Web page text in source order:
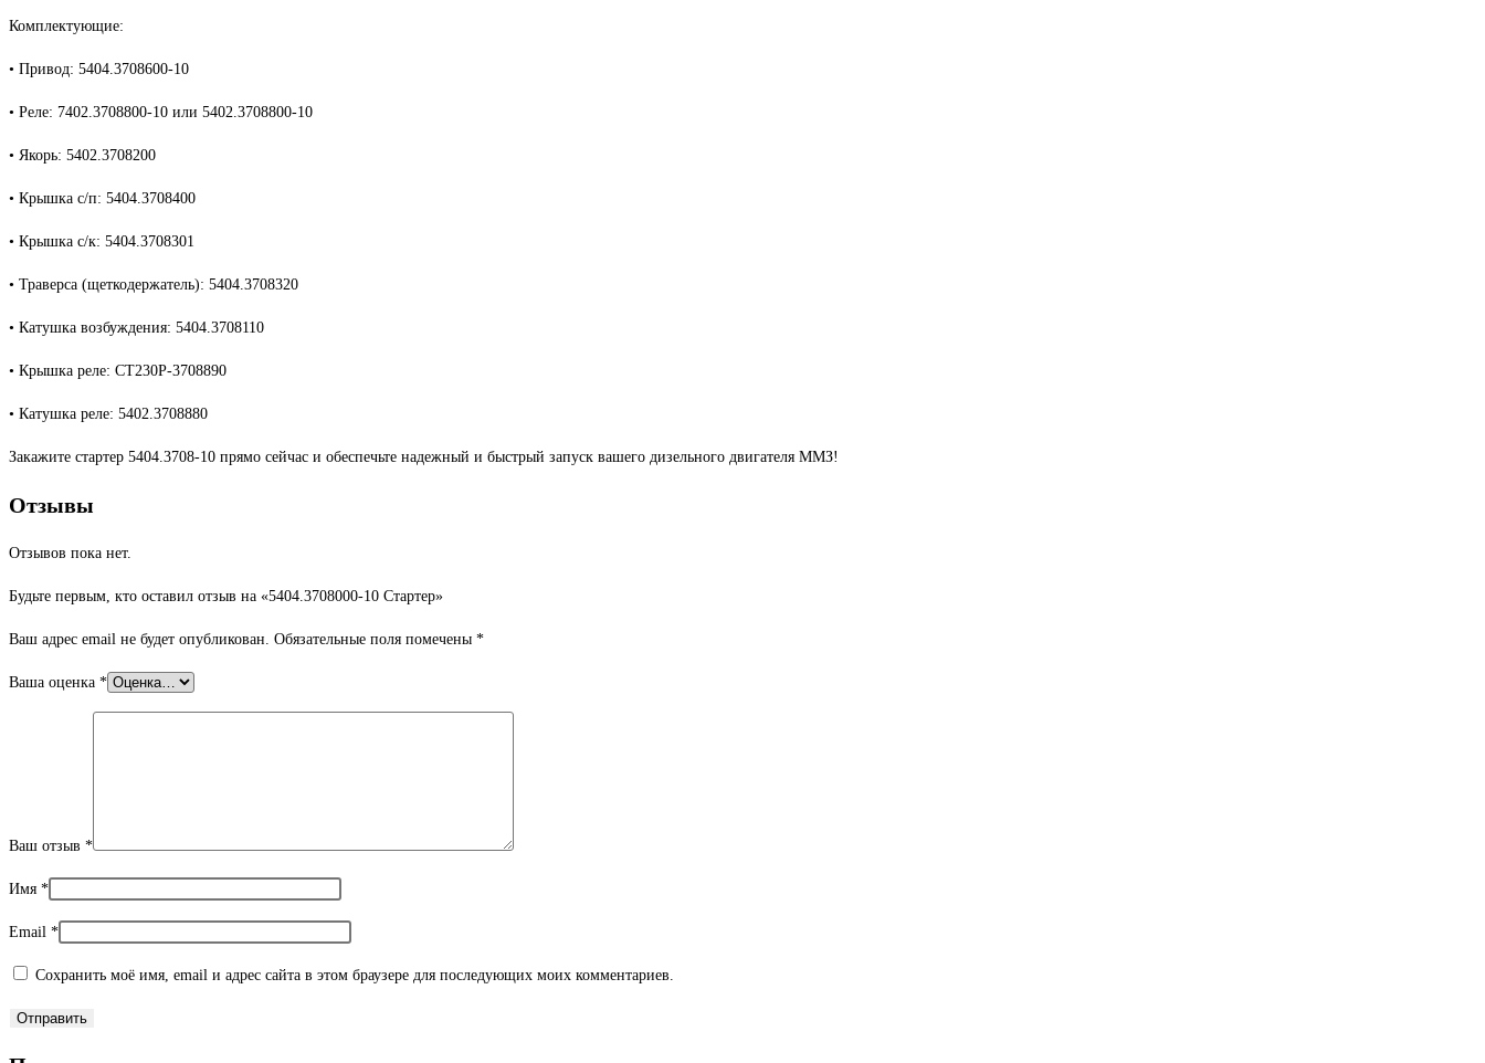
Комплектующие:
• Привод: 5404.3708600-10
• Реле: 7402.3708800-10 или 5402.3708800-10
• Якорь: 5402.3708200
• Крышка с/п: 5404.3708400
• Крышка с/к: 5404.3708301
• Траверса (щеткодержатель): 5404.3708320
• Катушка возбуждения: 5404.3708110
• Крышка реле: СТ230Р-3708890
• Катушка реле: 5402.3708880
Закажите стартер 5404.3708-10 прямо сейчас и обеспечьте надежный и быстрый запуск вашего дизельного двигателя ММЗ!
Отзывы
Отзывов пока нет.
Будьте первым, кто оставил отзыв на «5404.3708000-10 Стартер»
Ваш адрес email не будет опубликован. Обязательные поля помечены *
Ваша оценка *
Ваш отзыв *
Имя *
Email *
Сохранить моё имя, email и адрес сайта в этом браузере для последующих моих комментариев.